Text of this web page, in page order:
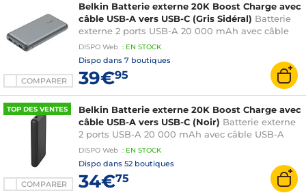
COMPARER
Belkin Batterie externe 20K Boost Charge avec
câble USB-A vers USB-C (Gris Sidéral) Batterie
externe 2 ports USB-A 20 000 mAh avec câble
USB-A vers USB-C
DISPO Web : EN STOCK
Dispo dans 7 boutiques
39€95
TOP DES VENTES
COMPARER
Belkin Batterie externe 20K Boost Charge avec
câble USB-A vers USB-C (Noir) Batterie externe
2 ports USB-A 20 000 mAh avec câble USB-A
vers USB-C
DISPO Web : EN STOCK
Dispo dans 52 boutiques
34€75